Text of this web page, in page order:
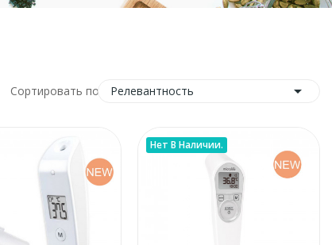
Сортировать по: Релевантность 
Нет В Наличии.